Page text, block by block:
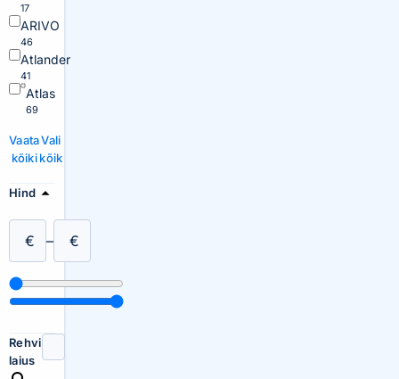
17
ARIVO
46
Atlander
41
Atlas
69
Vaata
kõiki
Vali
kõik
Hind
€ – €
Rehvi
laius